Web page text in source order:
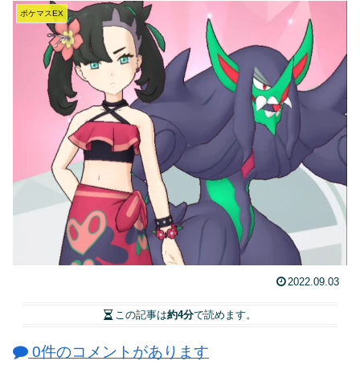
ポケマスEX
2022.09.03
この記事は約4分で読めます。
0件のコメントがあります